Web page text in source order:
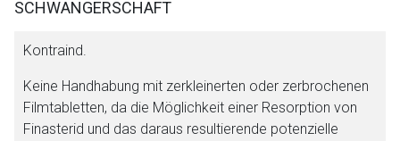
SCHWANGERSCHAFT
Kontraind.
Keine Handhabung mit zerkleinerten oder zerbrochenen
Filmtabletten, da die Möglichkeit einer Resorption von
Finasterid und das daraus resultierende potenzielle